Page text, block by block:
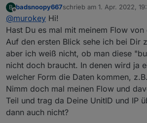
Modbus TCP Verbindung auf
(uneingeschränkt) gestellt. Ich
auch anpingen.
Allerdings bekomme ich das mit
Ich habe einen Flow mit Modus-
Hier habe ich folgende
UnitID: 1
Adresse: 32016
Und hier noch die
IP und Port vom WR.
Allerdings kommt immer die
Error: Client Not Ready To Read
Was könnte ich noch falsch
B
Offline
badsnoopy667schrieb am 1. Apr. 2022,
zuletzt editiert von
@murokey Hi!
Hast Du es mal mit meinem Flow
Auf den ersten Blick sehe ich bei Dir
aber ich weiß nicht, ob man diese
nicht doch braucht. In denen wird ja
welcher Form die Daten kommen,
Nimm doch mal meinen Flow und
Teil und trag da Deine UnitID und IP
dann auch nicht?